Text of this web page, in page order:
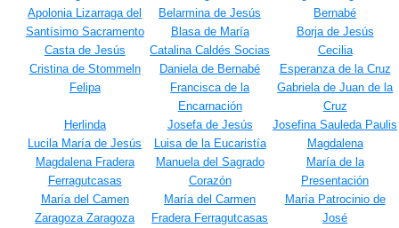
Apolonia Lizarraga del
Santísimo Sacramento
Belarmina de Jesús
Bernabé
Blasa de María
Borja de Jesús
Casta de Jesús
Catalina Caldés Socias
Cecilia
Cristina de Stommeln
Daniela de Bernabé
Esperanza de la Cruz
Felipa
Francisca de la
Encarnación
Gabriela de Juan de la
Cruz
Herlinda
Josefa de Jesús
Josefina Sauleda Paulis
Lucila María de Jesús
Luisa de la Eucaristía
Magdalena
Magdalena Fradera
Ferragutcasas
Manuela del Sagrado
Corazón
María de la
Presentación
María del Camen
Zaragoza Zaragoza
María del Carmen
Fradera Ferragutcasas
María Patrocinio de
José